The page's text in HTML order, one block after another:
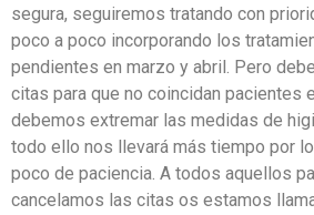
segura, seguiremos tratando con
poco a poco incorporando los
pendientes en marzo y abril. Pero
citas para que no coincidan pacientes
debemos extremar las medidas de
todo ello nos llevará más tiempo por
poco de paciencia. A todos aquellos
cancelamos las citas os estamos